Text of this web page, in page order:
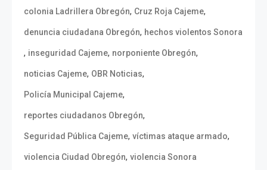
colonia Ladrillera Obregón, Cruz Roja Cajeme,
denuncia ciudadana Obregón, hechos violentos Sonora
, inseguridad Cajeme, norponiente Obregón,
noticias Cajeme, OBR Noticias,
Policía Municipal Cajeme,
reportes ciudadanos Obregón,
Seguridad Pública Cajeme, víctimas ataque armado,
violencia Ciudad Obregón, violencia Sonora